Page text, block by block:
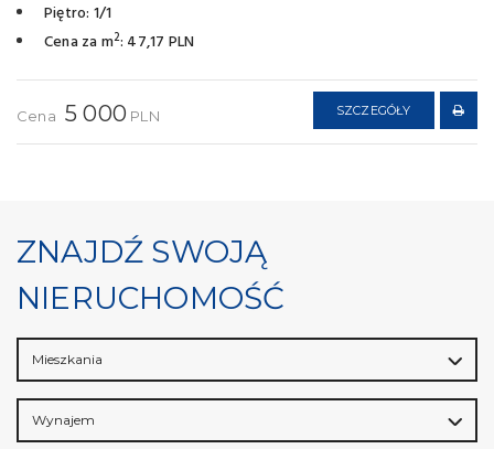
ZNAJDŹ SWOJĄ
NIERUCHOMOŚĆ
Mieszkania
Wynajem
Piętro: 1/1
Cena za m2: 47,17 PLN
Cena 5 000 PLN SZCZEGÓŁY